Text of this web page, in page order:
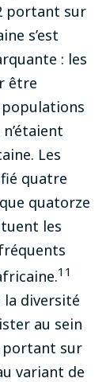
portant sur
s’est
: les
être
populations
Les
quatre
quatorze
les
11
la diversité
au sein
portant sur
variant de